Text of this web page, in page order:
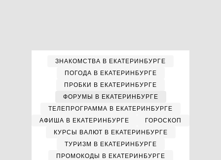
ЗНАКОМСТВА В ЕКАТЕРИНБУРГЕ
ПОГОДА В ЕКАТЕРИНБУРГЕ
ПРОБКИ В ЕКАТЕРИНБУРГЕ
ФОРУМЫ В ЕКАТЕРИНБУРГЕ
ТЕЛЕПРОГРАММА В ЕКАТЕРИНБУРГЕ
АФИША В ЕКАТЕРИНБУРГЕ
ГОРОСКОП
КУРСЫ ВАЛЮТ В ЕКАТЕРИНБУРГЕ
ТУРИЗМ В ЕКАТЕРИНБУРГЕ
ПРОМОКОДЫ В ЕКАТЕРИНБУРГЕ